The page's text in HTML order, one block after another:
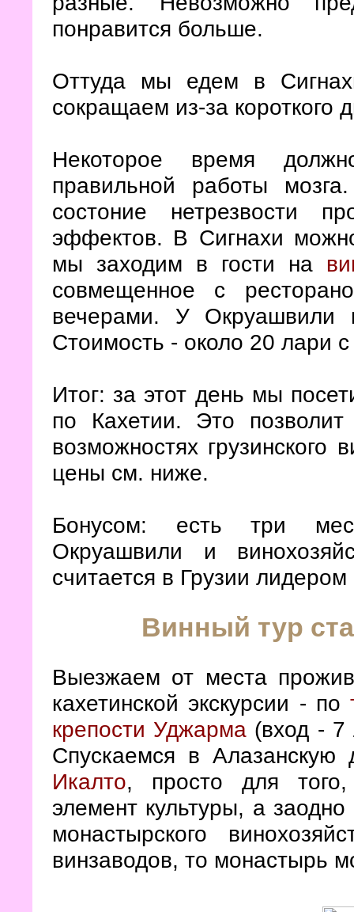
понравится больше.
Оттуда мы едем в
сокращаем из-за короткого
Некоторое время
правильной работы
состоние нетрезвости
эффектов. В Сигнахи
мы заходим в гости на
совмещенное с
вечерами. У
Стоимость - около 20 лари
Итог: за этот день мы
по Кахетии. Это
возможностях
цены см. ниже.
Бонусом: есть три
Окруашвили и
считается в Грузии
Винный тур
Выезжаем от места
кахетинской экскурсии - по
крепости Уджарма (вход - 7
Спускаемся в
Икалто, просто для
элемент культуры, а
монастырского
винзаводов, то монастырь